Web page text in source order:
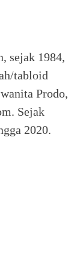
sejak 1984,
tabloid
Prodo,
Sejak
2020.